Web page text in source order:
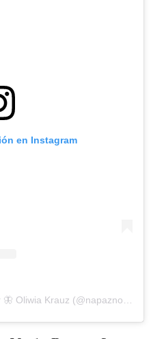
en Instagram